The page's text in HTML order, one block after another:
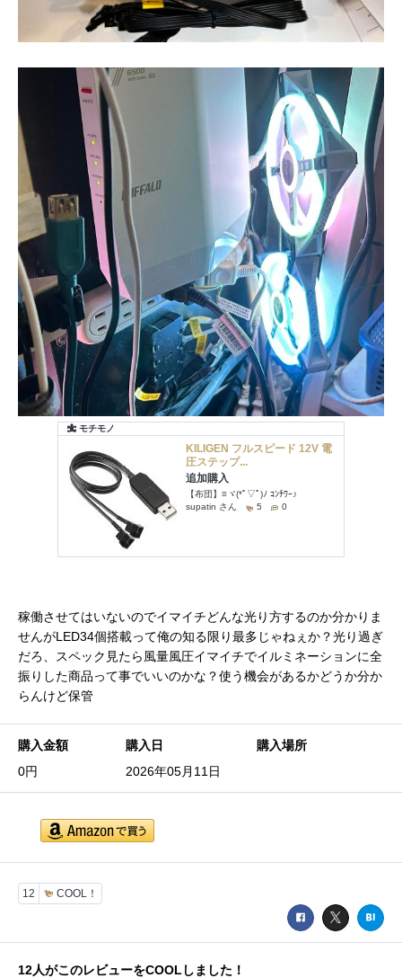
稼働させてはいないのでイマイチどんな光り方するのか分かりま
せんがLED34個搭載って俺の知る限り最多じゃねぇか？光り過ぎ
だろ、スペック見たら風量風圧イマイチでイルミネーションに全
振りした商品って事でいいのかな？使う機会があるかどうか分か
らんけど保管
購入金額
0円
購入日
2026年05月11日
購入場所
12 COOL！
12人がこのレビューをCOOLしました！